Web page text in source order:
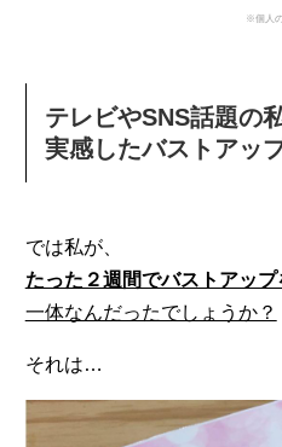
※個人
テレビやSNS話題の
実感したバストアッ
では私が、
たった２週間でバストアッ
一体なんだったでしょうか？
それは…